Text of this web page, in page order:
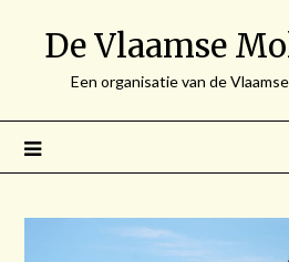
De Vlaamse
Een organisatie van de